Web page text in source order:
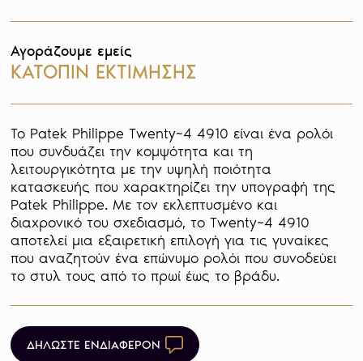
Αγοράζουμε εμείς
ΚΑΤΟΠΙΝ ΕΚΤΙΜΗΣΗΣ
Το Patek Philippe Twenty~4 4910 είναι ένα ρολόι
που συνδυάζει την κομψότητα και τη
λειτουργικότητα με την υψηλή ποιότητα
κατασκευής που χαρακτηρίζει την υπογραφή της
Patek Philippe. Με τον εκλεπτυσμένο και
διαχρονικό του σχεδιασμό, το Twenty~4 4910
αποτελεί μια εξαιρετική επιλογή για τις γυναίκες
που αναζητούν ένα επώνυμο ρολόι που συνοδεύει
το στυλ τους από το πρωί έως το βράδυ.
ΔΗΛΩΣΤΕ ΕΝΔΙΑΦΕΡΟΝ